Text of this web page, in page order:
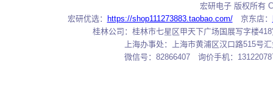
宏研电子 版权所有
宏研优选：
https://shop111273883.taobao.com/京东店：
桂林公司：桂林市七星区甲天下广场国展写字楼
上海办事处：上海市黄浦区汉口路515
微信号：82866407 询价手机：